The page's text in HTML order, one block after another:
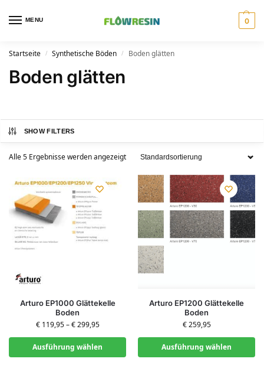
MENU 0
Startseite / Synthetische Böden / Boden glätten
Boden glätten
SHOW FILTERS
Alle 5 Ergebnisse werden angezeigt
Arturo EP1000 Glättekelle
Boden
€119,95–€299,95
Ausführung wählen
Arturo EP1200 Glättekelle
Boden
€259,95
Ausführung wählen